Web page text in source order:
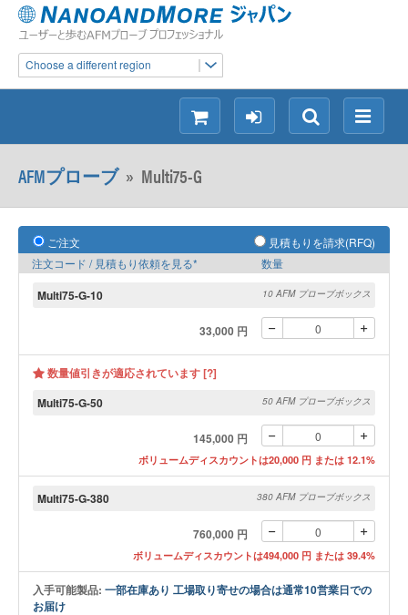
Choose a different region
メ
ニ
検
索
ロ
グ
シ
ョ
ッ
ン
AFMプローブ» Multi75-G
ご注文
見積もりを請求(RFQ)
注文コード / 見積もり依頼を見る*
数量
Multi75-G-10 10 AFM プローブボックス
33,000 円
数量値引きが適応されています [?]
Multi75-G-50
50 AFM プローブボックス
145,000 円
ボリュームディスカウントは20,000 円 または 12.1%
Multi75-G-380 380 AFM プローブボックス
760,000 円
ボリュームディスカウントは494,000 円 または 39.4%
入手可能製品: 一部在庫あり 工場取り寄せの場合は通常10営業日での
お届け